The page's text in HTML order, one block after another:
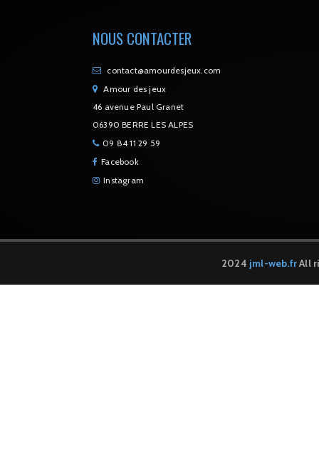
NOUS CONTACTER
contact@amourdesjeux.com
Amour des jeux
46 avenue Paul Granet
06390 BERRE LES ALPES
09 84 11 29 59
Facebook
Instagram
2024 jml-web.frAll